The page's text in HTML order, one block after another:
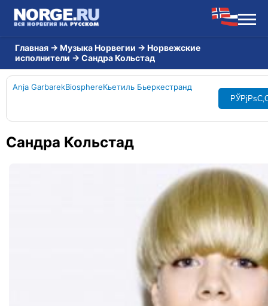
Главная → Музыка Норвегии → Норвежские
исполнители → Сандра Кольстад
Anja GarbarekBiosphereКьетиль Бьеркестранд
Сандра Кольстад